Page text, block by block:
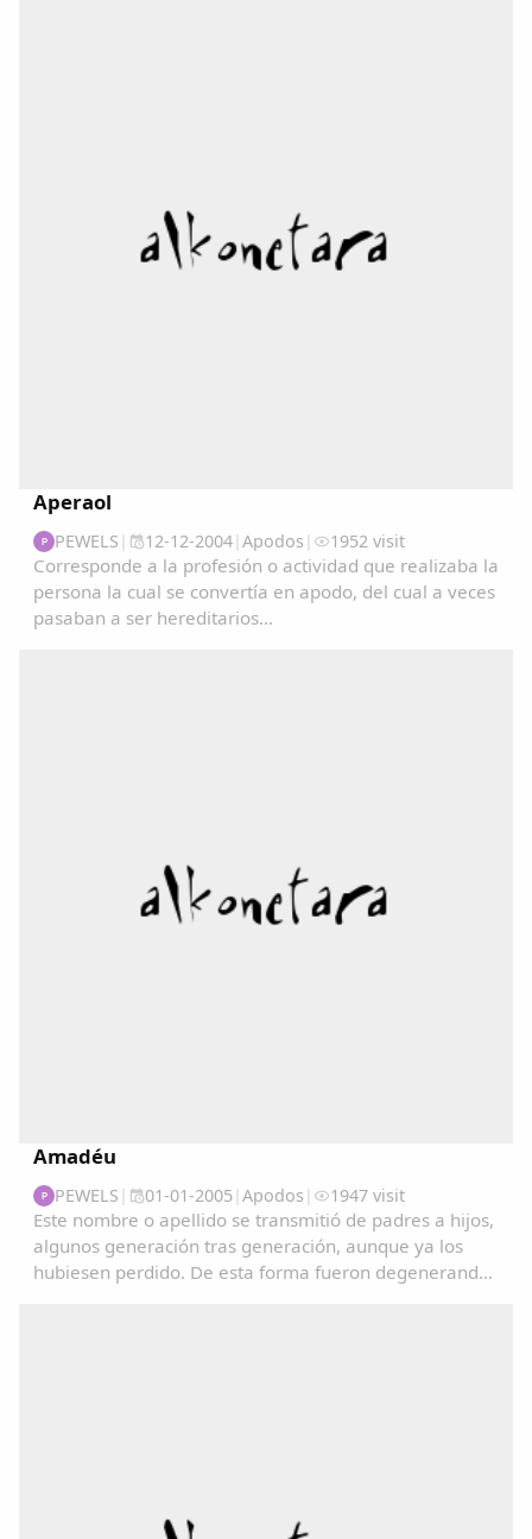
Aperaol
P PEWELS | 12-12-2004| Apodos | 1952 visit
Corresponde a la profesión o actividad que realizaba la
persona la cual se convertía en apodo, del cual a veces
pasaban a ser hereditarios...
Amadéu
P PEWELS | 01-01-2005| Apodos | 1947 visit
Este nombre o apellido se transmitió de padres a hijos,
algunos generación tras generación, aunque ya los
hubiesen perdido. De esta forma fueron degenerando